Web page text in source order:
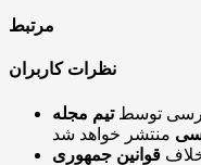
مرتبط
نظرات کاربران
توسطتیم مجله
قوانین جمهوری